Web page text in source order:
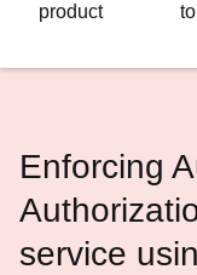
product
Enforcing
service